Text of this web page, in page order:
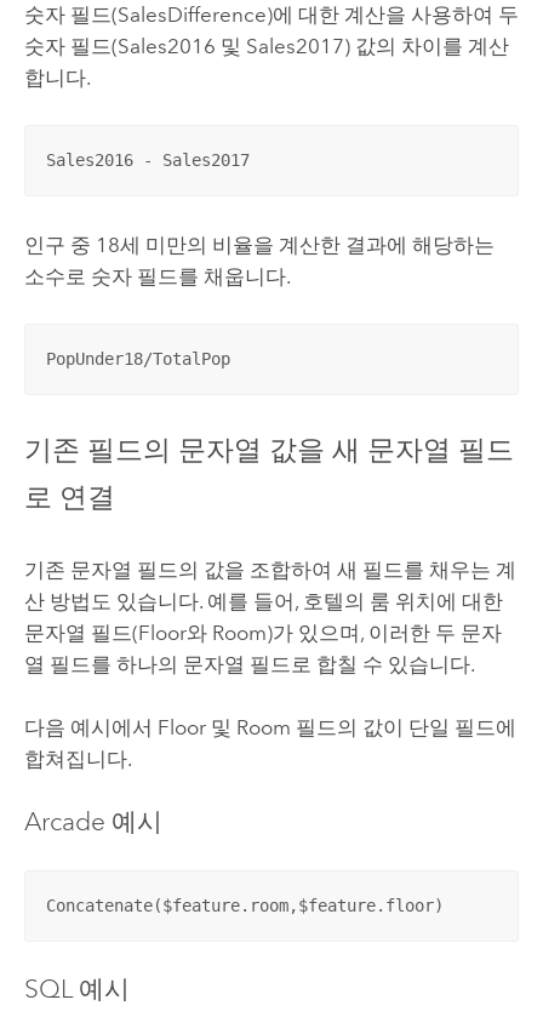
숫자 필드(SalesDifference)에 대한 계산을 사용하여 두
숫자 필드(Sales2016 및 Sales2017) 값의 차이를 계산
합니다.
Sales2016 - Sales2017
인구 중 18세 미만의 비율을 계산한 결과에 해당하는
소수로 숫자 필드를 채웁니다.
PopUnder18/TotalPop
기존 필드의 문자열 값을 새 문자열 필드
로 연결
기존 문자열 필드의 값을 조합하여 새 필드를 채우는 계
산 방법도 있습니다. 예를 들어, 호텔의 룸 위치에 대한
문자열 필드(Floor와 Room)가 있으며, 이러한 두 문자
열 필드를 하나의 문자열 필드로 합칠 수 있습니다.
다음 예시에서 Floor 및 Room 필드의 값이 단일 필드에
합쳐집니다.
Arcade 예시
Concatenate($feature.room,$feature.floor)
SQL 예시